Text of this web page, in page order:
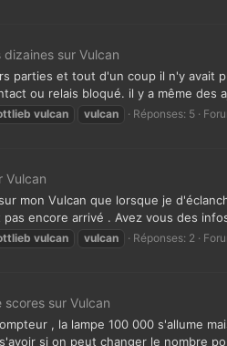
sur Vulcan
parties et tout d'un coup il n'y avait
ou relais bloqué. il y a même des
vulcan vulcan Réponses: 5
Vulcan
mon Vulcan que lorsque je
encore arrivé . Avez vous des
vulcan vulcan Réponses: 2
sur Vulcan
, la lampe 100 000 s'allume
si on peut changer le nombre